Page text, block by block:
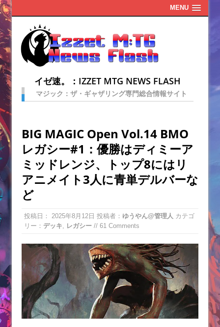
MENU
イゼ速。：IZZET MTG NEWS FLASH
マジック：ザ・ギャザリング専門総合情報サイト
BIG MAGIC Open Vol.14 BMO
レガシー#1：優勝はディミーア
ミッドレンジ、トップ8にはリ
アニメイト3人に青単デルバーな
ど
投稿日： 2025年8月12日 投稿者： ゆうやん@管理人 カテゴ
リー： デッキ レガシー // 61 Comments